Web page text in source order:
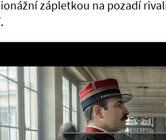
zápletkou na pozadí